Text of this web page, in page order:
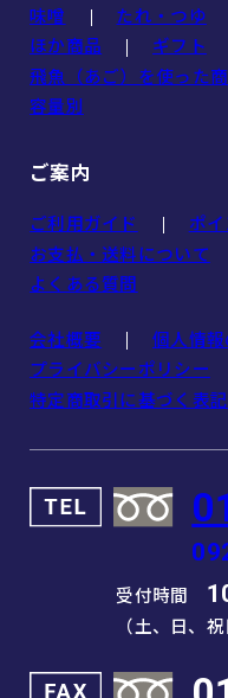
味噌
たれ・つゆ
ほか商品
ギフト
飛魚（あご）を使った
容量別
ご案内
ご利用ガイド
ポ
お支払・送料について
よくある質問
会社概要
個人情
プライバシーポリシー
特定商取引に基づく表記
受付時間
（土、日、